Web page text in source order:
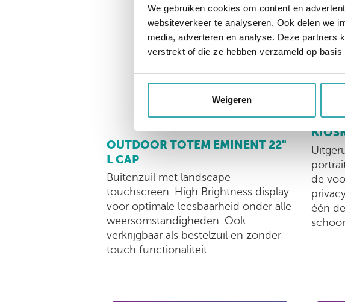
We gebruiken cookies om content en
websiteverkeer te analyseren. Ook delen we
media, adverteren en analyse. Deze partners
verstrekt of die ze hebben verzameld op
Weigeren
OUTDOOR TOTEM EMINENT 22"
L CAP
Buitenzuil met landscape
touchscreen. High Brightness display
voor optimale leesbaarheid onder alle
weersomstandigheden. Ook
verkrijgbaar als bestelzuil en zonder
touch functionaliteit.
de
één